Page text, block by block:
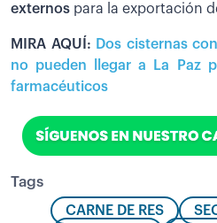
externos para la exportación
MIRA AQUÍ: Dos cisternas
no pueden llegar a La Paz
farmacéuticos
Tags
CARNE DE RES